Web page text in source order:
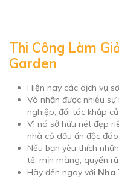
Thi Công Làm
Garden
Hiện nay các dịch vụ
Và nhận được nhiều
nghiệp, đối tác khắp
Vì nó sở hữu nét đẹp
nhà có dấu ấn độc
Nếu bạn yêu thích
tế, mịn màng, quyến rũ.
Hãy đến ngay với Nha